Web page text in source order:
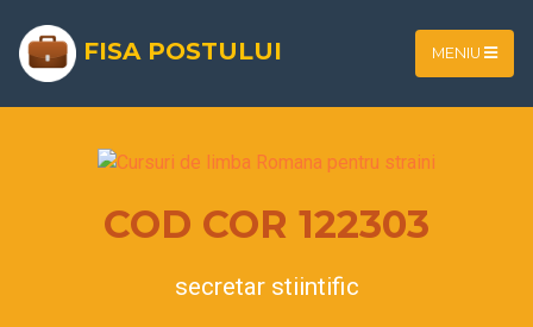
FISA POSTULUI MENIU
COD COR 122303
secretar stiintific